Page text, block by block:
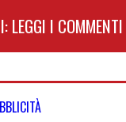
LEGGI I